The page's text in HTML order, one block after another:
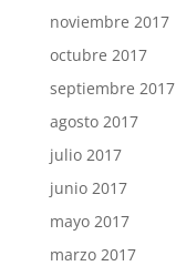
noviembre 2017
octubre 2017
septiembre 2017
agosto 2017
julio 2017
junio 2017
mayo 2017
marzo 2017